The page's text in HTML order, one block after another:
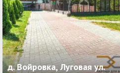
д. Войровка, Луговая ул.